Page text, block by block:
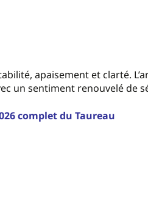
apaisement et clarté.
un sentiment renouvelé de
complet du Taureau